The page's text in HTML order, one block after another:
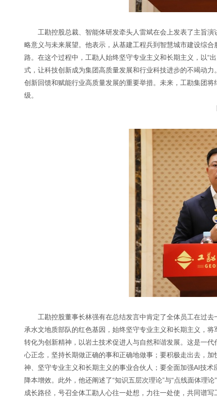
工勘控股总裁、智能体研发牵头人雷斌在会上发表了主旨
略意义与未来展望。他表示，从基建工程兵到智慧城市建设综
路。在这个过程中，工勘人始终坚守专业主义和长期主义，以“
式，让科技创新成为集团高质量发展和行业科技进步的不竭动
创新回馈和赋能行业高质量发展的重要举措。未来，工勘集团
级。
工勘控股董事长林强有在总结发言中肯定了全体员工在过
承水文地质部队的红色基因，始终坚守专业主义和长期主义，
转化为创新精神，以岩土技术促进人与自然和谐发展。这是一
心正念，坚持长期做正确的事和正确地做事；要积极走出去，
神、坚守专业主义和长期主义的事业合伙人；要全面加强AI技术
降本增效。此外，他还阐述了“知识五层次理论”与“点线面体理
成长路径，号召全体工勘人心往一处想，力往一处使，共同谱